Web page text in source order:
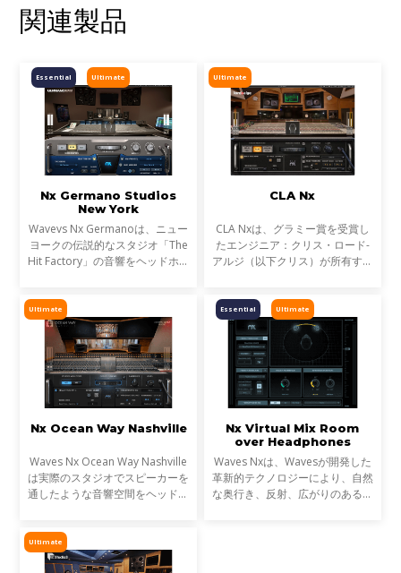
関連製品
Ultimate
Essential
Nx Germano Studios
New York
Wavevs Nx Germanoは、ニュー
ヨークの伝説的なスタジオ「The
Hit Factory」の音響をヘッドホン
を精密にモデリングし、ステレオ
とサラウンド・モニタリ
Ultimate
CLA Nx
CLA Nxは、グラミー賞を受賞し
たエンジニア：クリス・ロード-
アルジ（以下クリス）が所有する
これまで、クリスのコンソールと
クラシックなハードウ
Ultimate
Nx Ocean Way Nashville
Waves Nx Ocean Way Nashville
は実際のスタジオでスピーカーを
通したような音響空間をヘッドフ
を可能にするツールへと変貌させ
ます。さらに、コンピュ
Ultimate
Essential
Nx Virtual Mix Room
over Headphones
Waves Nxは、Wavesが開発した
革新的テクノロジーにより、自然
な奥行き、反射、広がりのあるス
Ultimate